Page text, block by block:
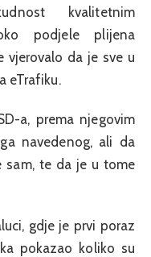
kvalitetnim
podjele plijena
vjerovalo da je sve u
eTrafiku.
a, prema njegovim
navedenog, ali da
sam, te da je u tome
gdje je prvi poraz
pokazao koliko su